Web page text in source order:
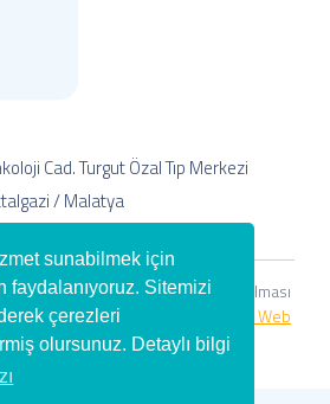
sunabilmek için
faydalanıyoruz. Sitemizi
çerezleri
olursunuz. Detaylı bilgi
Cad. Turgut Özal Tıp Merkezi
/ Malatya
Saklıdır. kopyalanması, çoğaltılması
haklarımız işletilecektir. |
Kayısı Web
Hizmetleri